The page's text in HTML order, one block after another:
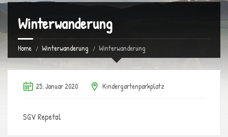
Winterwanderung
Home Winterwanderung Winterwanderung
25. Januar 2020 Kindergartenparkplatz
SGV Repetal